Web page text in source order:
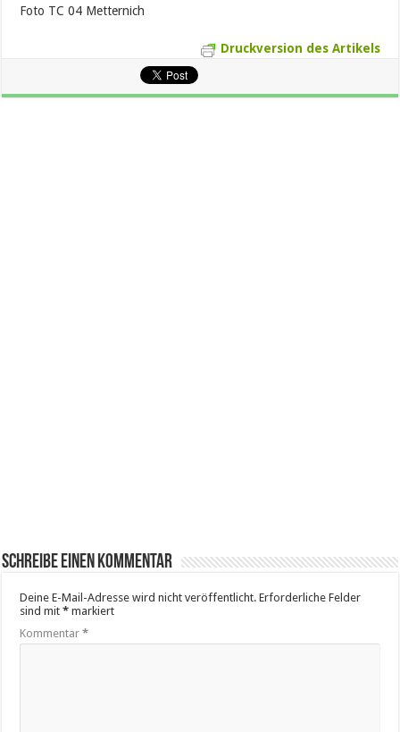
Foto TC 04 Metternich
Druckversion des Artikels
Schreibe einen Kommentar
Deine E-Mail-Adresse wird nicht veröffentlicht. Erforderliche Felder
sind mit* markiert
Kommentar*